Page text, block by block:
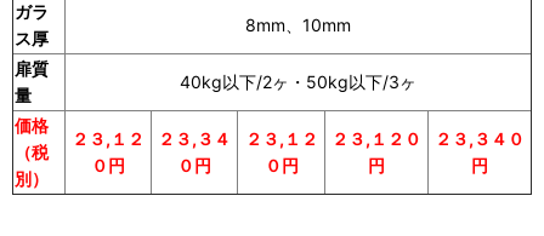
ガラ
ス厚
8mm、10mm
扉質
量
40kg以下/2ヶ・50kg以下/3ヶ
価格
（税
別）
２３,１２
０円
２３,３４
０円
２３,１２
０円
２３,１２０
円
２３,３４０
円